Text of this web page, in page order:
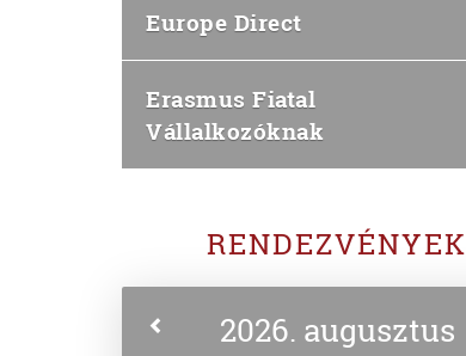
Europe Direct
Erasmus Fiatal
Vállalkozóknak
RENDEZVÉNYEK
2026. augusztus